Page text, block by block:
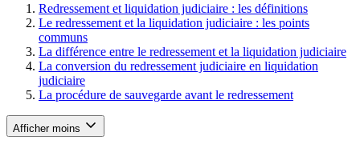
Redressement et liquidation judiciaire : les définitions
Le redressement et la liquidation judiciaire : les points
communs
La différence entre le redressement et la liquidation judiciaire
La conversion du redressement judiciaire en liquidation
judiciaire
La procédure de sauvegarde avant le redressement
Afficher moins